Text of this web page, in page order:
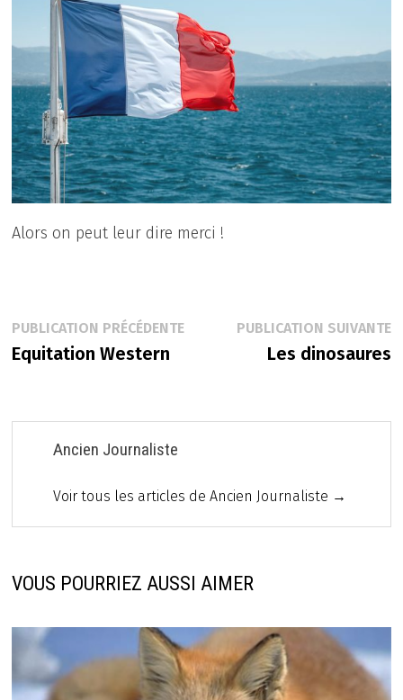
Alors on peut leur dire merci !
Navigation
de
PUBLICATION PRÉCÉDENTEPublication
précédente :
Equitation Western
PUBLICATION SUIVANTE
Les dinosaures
Ancien Journaliste
Voir tous les articles de Ancien Journaliste →
VOUS POURRIEZ AUSSI AIMER